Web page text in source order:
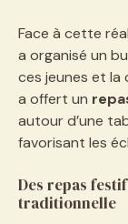
Face à cette
a organisé un
ces jeunes et la
a offert un
autour d’une
favorisant les
Des repas
traditionnelle